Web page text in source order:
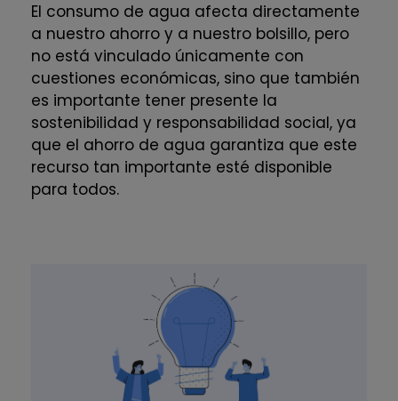
El consumo de agua afecta directamente
a nuestro ahorro y a nuestro bolsillo, pero
no está vinculado únicamente con
cuestiones económicas, sino que también
es importante tener presente la
sostenibilidad y responsabilidad social, ya
que el ahorro de agua garantiza que este
recurso tan importante esté disponible
para todos.